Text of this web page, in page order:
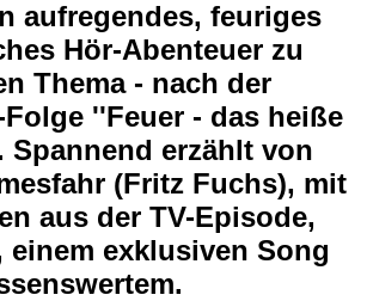
aufregendes, feuriges
Hör-Abenteuer zu
Thema - nach der
''Feuer - das heiße
Spannend erzählt von
(Fritz Fuchs), mit
aus der TV-Episode,
einem exklusiven Song